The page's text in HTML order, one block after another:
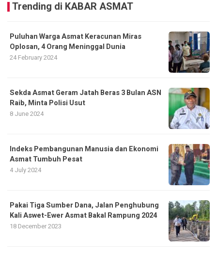
Trending di KABAR ASMAT
Puluhan Warga Asmat Keracunan Miras
Oplosan, 4 Orang Meninggal Dunia
24 February 2024
Sekda Asmat Geram Jatah Beras 3 Bulan ASN
Raib, Minta Polisi Usut
8 June 2024
Indeks Pembangunan Manusia dan Ekonomi
Asmat Tumbuh Pesat
4 July 2024
Pakai Tiga Sumber Dana, Jalan Penghubung
Kali Aswet-Ewer Asmat Bakal Rampung 2024
18 December 2023